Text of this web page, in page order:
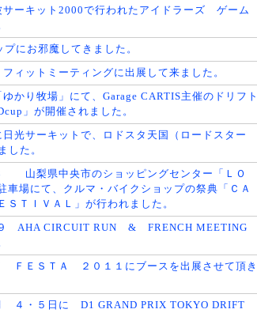
サーキット2000で行われたアイドラーズ ゲーム
プにお邪魔してきました。
ィットミーティングに出展して来ました。
かり牧場」にて、Garage CARTIS主催のドリフト
」が開催されました。
日光サーキットで、ロドスタ天国（ロードスター
した。
山梨県中央市のショッピングセンター「ＬＯ
場にて、クルマ・バイクショップの祭典「ＣＡ
ＴＩＶＡＬ」が行われました。
AHA CIRCUIT RUN & FRENCH MEETING
ＦＥＳＴＡ ２０１１にブースを出展させて頂き
４・５日に D1 GRAND PRIX TOKYO DRIFT